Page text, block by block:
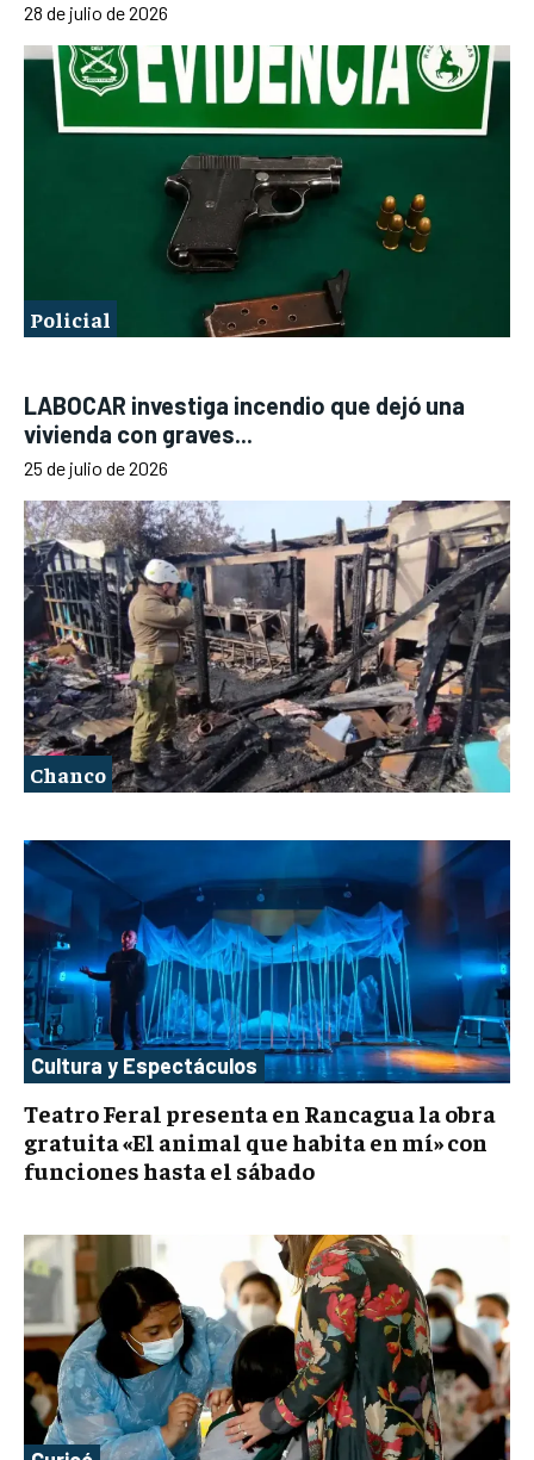
28 de julio de 2026
Policial
LABOCAR investiga incendio que dejó una
vivienda con graves...
25 de julio de 2026
Chanco
Cultura y Espectáculos
Teatro Feral presenta en Rancagua la obra
gratuita «El animal que habita en mí» con
funciones hasta el sábado